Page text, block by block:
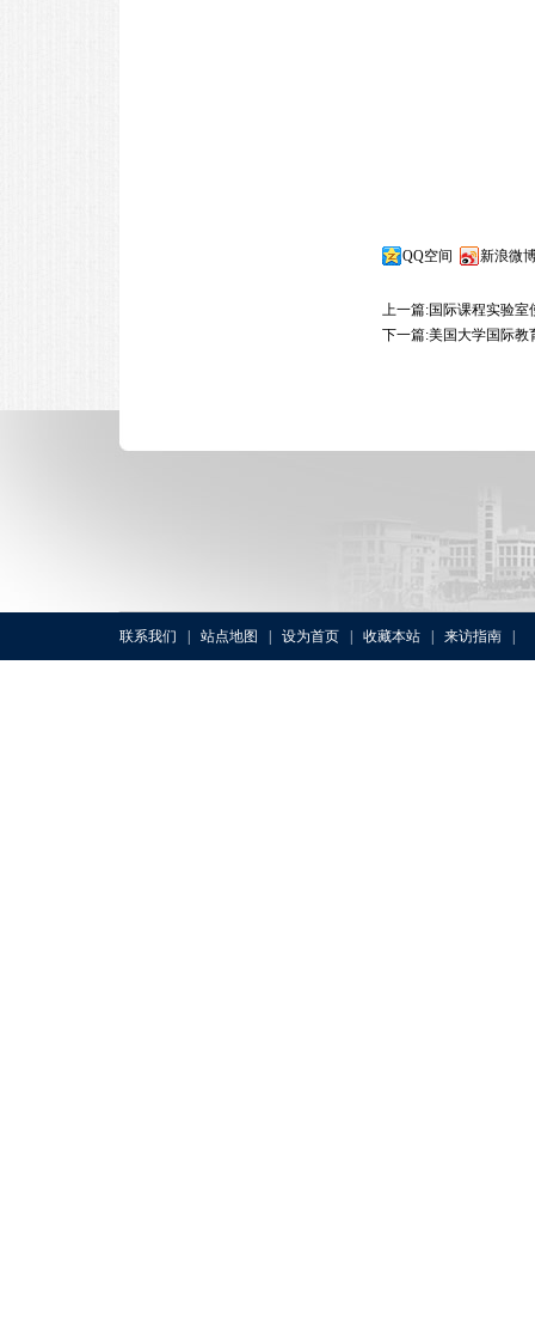
QQ空间 新浪微
上一篇:国际课程实验室
下一篇:美国大学国际教
联系我们 站点地图 设为首页 收藏本站 来访指南